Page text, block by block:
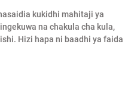
kukidhi mahitaji ya
na chakula cha kula,
Hizi hapa ni baadhi ya faida